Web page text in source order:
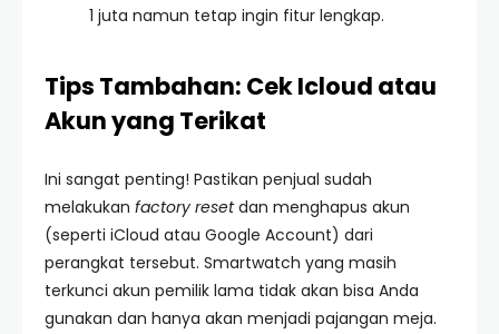
1 juta namun tetap ingin fitur lengkap.
Tips Tambahan: Cek Icloud atau
Akun yang Terikat
Ini sangat penting! Pastikan penjual sudah
melakukan factory resetdan menghapus akun
(seperti iCloud atau Google Account) dari
perangkat tersebut. Smartwatch yang masih
terkunci akun pemilik lama tidak akan bisa Anda
gunakan dan hanya akan menjadi pajangan meja.